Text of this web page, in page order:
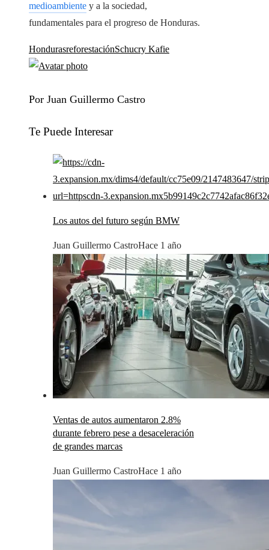
medioambiente y a la sociedad,
fundamentales para el progreso de Honduras.
HondurasreforestaciónSchucry Kafie
Por Juan Guillermo Castro
Te Puede Interesar
Los autos del futuro según BMW
Juan Guillermo CastroHace 1 año
Ventas de autos aumentaron 2.8%
durante febrero pese a desaceleración
de grandes marcas
Juan Guillermo CastroHace 1 año